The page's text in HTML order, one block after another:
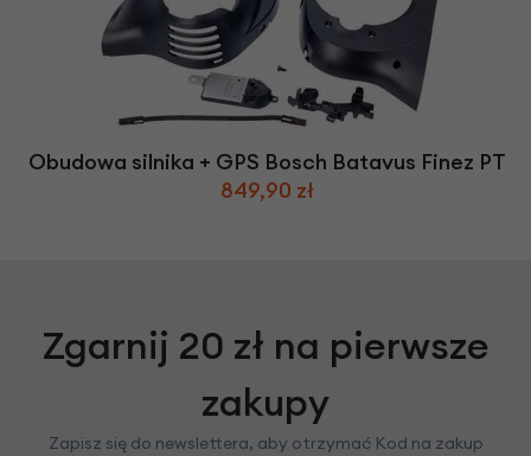
Obudowa silnika + GPS Bosch Batavus Finez PT
849,90 zł
Zgarnij 20 zł na pierwsze
zakupy
Zapisz się do newslettera, aby otrzymać Kod na zakup